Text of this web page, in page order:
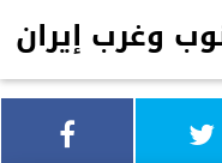
وغرب إيران